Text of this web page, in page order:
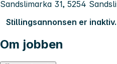
Sandslimarka 31, 5254 Sandsli
Stillingsannonsen er inaktiv.
Om jobben